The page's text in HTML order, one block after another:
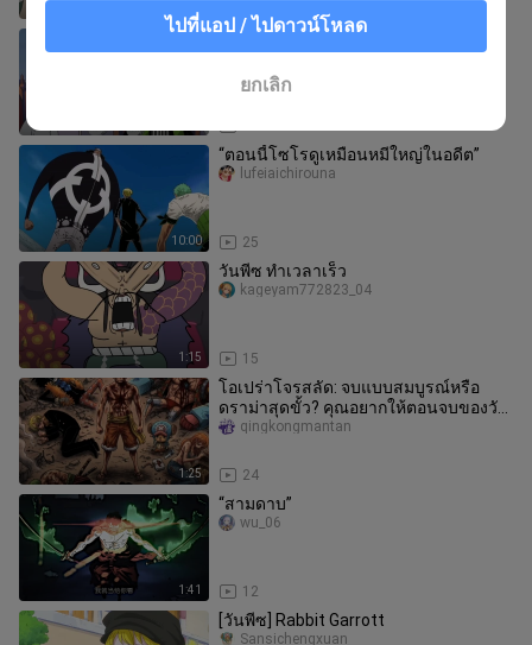
หัวสาหร่ายสีเขียวบริสุทธิ์
Sansichengxuan
10:00
“ตอนนี้โซโรดูเหมือนหมีใหญ่ในอดีต”
25
lufeiaichirouna
1:15
วันพีซ ทำเวลาเร็ว
15
kageyam772823_04
1:25
โอเปร่าโจรสลัด: จบแบบสมบูรณ์หรือ
ดราม่าสุดขั้ว? คุณอยากให้ตอนจบของวัน
พีซออกมาแบบครอบครัวอบอุ่นหรือชัย
24
qingkongmantan
1:41
“สามดาบ”
12
wu_06
[วันพีซ] Rabbit Garrott
Sansichengxuan
ไปที่แอป / ไปดาวน์โหลด
ยกเลิก